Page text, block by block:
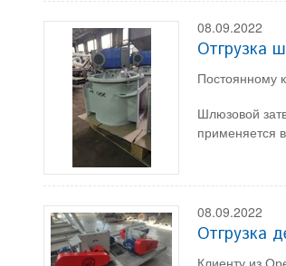
08.09.2022
Отгрузка
Постоянному
Шлюзовой
применяется
08.09.2022
Отгрузка